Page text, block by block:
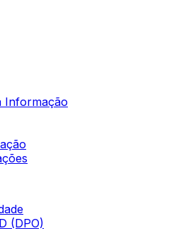
Informação
(DPO)